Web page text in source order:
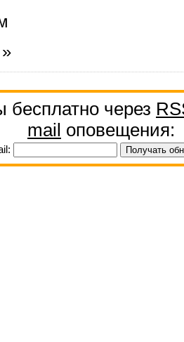
через
mail оповещения: